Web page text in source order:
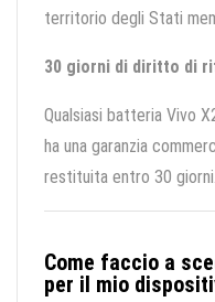
territorio degli Stati
30 giorni di diritto di
Qualsiasi batteria Vivo
ha una garanzia
restituita entro 30 giorni.
Come faccio a
per il mio